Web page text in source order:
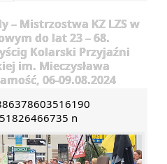
– Mistrzostwa KZ LZS w
do lat 23 – 68.
Kolarski Przyjaźni
im. Mieczysława
06-09.08.2024
n